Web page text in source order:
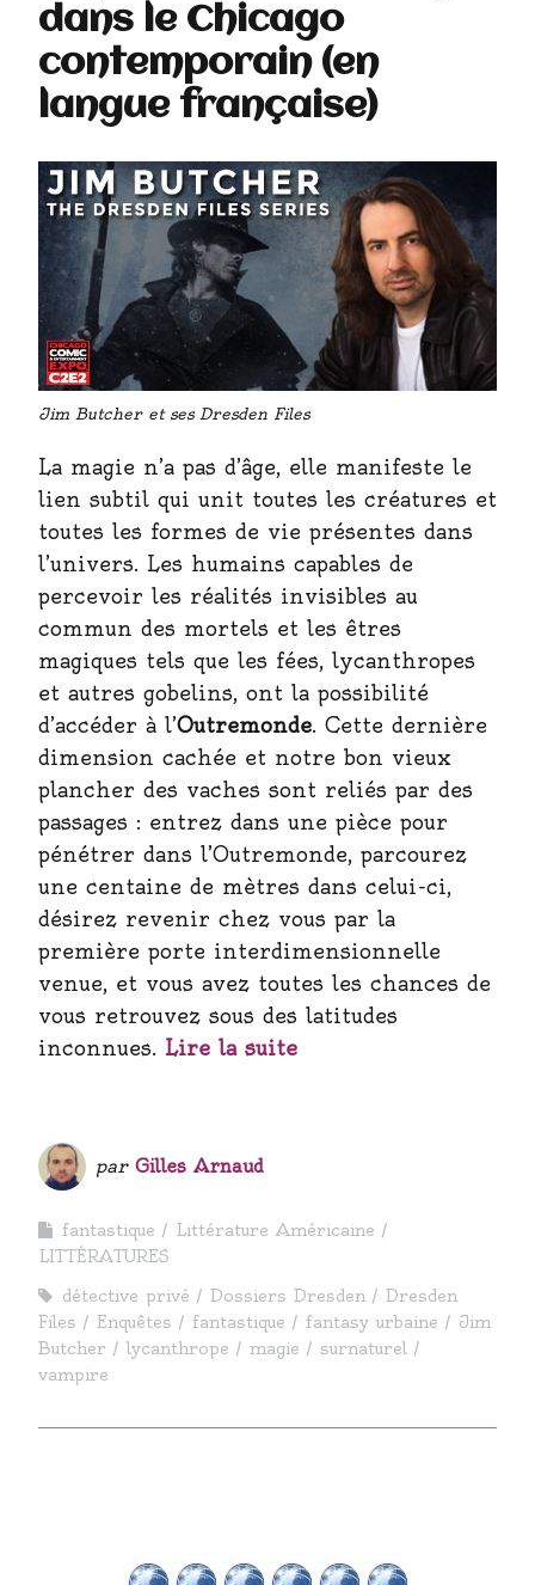
dans le Chicago
contemporain (en
langue française)
Jim Butcher et ses Dresden Files
La magie n’a pas d’âge, elle manifeste le
lien subtil qui unit toutes les créatures et
toutes les formes de vie présentes dans
l’univers. Les humains capables de
percevoir les réalités invisibles au
commun des mortels et les êtres
magiques tels que les fées, lycanthropes
et autres gobelins, ont la possibilité
d’accéder à l’Outremonde. Cette dernière
dimension cachée et notre bon vieux
plancher des vaches sont reliés par des
passages : entrez dans une pièce pour
pénétrer dans l’Outremonde, parcourez
une centaine de mètres dans celui-ci,
désirez revenir chez vous par la
première porte interdimensionnelle
venue, et vous avez toutes les chances de
vous retrouvez sous des latitudes
inconnues. Lire la suite
par Gilles Arnaud
fantastique
Littérature Américaine
LITTÉRATURES
détective privé
Dossiers Dresden
Dresden
Files
Enquêtes fantastique fantasy urbaine
Jim
Butcher
lycanthrope magie
surnaturel
vampire